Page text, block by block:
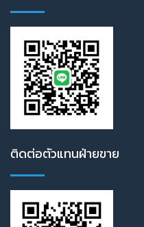
ติดต่อตัวแทนฝ่ายขาย